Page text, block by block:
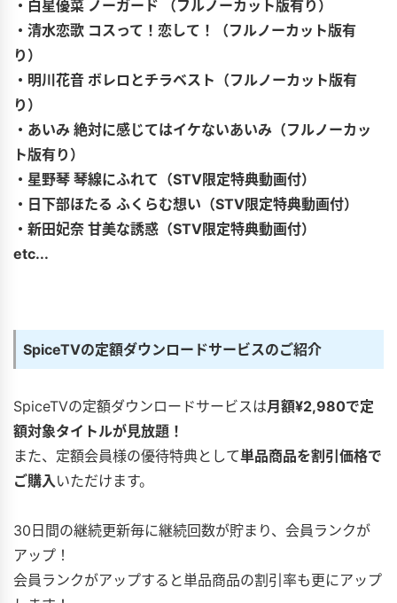
・白星優菜 ノーガード （フルノーカット版有り）
・清水恋歌 コスって！恋して！（フルノーカット版有
り）
・明川花音 ボレロとチラベスト（フルノーカット版有
り）
・あいみ 絶対に感じてはイケないあいみ（フルノーカッ
ト版有り）
・星野琴 琴線にふれて（STV限定特典動画付）
・日下部ほたる ふくらむ想い（STV限定特典動画付）
・新田妃奈 甘美な誘惑（STV限定特典動画付）
etc...
SpiceTVの定額ダウンロードサービスのご紹介
SpiceTVの定額ダウンロードサービスは月額¥2,980で定
額対象タイトルが見放題！
また、定額会員様の優待特典として単品商品を割引価格で
ご購入いただけます。
30日間の継続更新毎に継続回数が貯まり、会員ランクが
アップ！
会員ランクがアップすると単品商品の割引率も更にアップ